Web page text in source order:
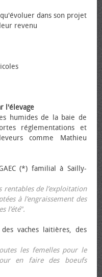
dans son projet
revenu
l'élevage
humides de la baie de
réglementations et
comme Mathieu
(*) familial à Sailly-
rentables de l’exploitation
à l’engraissement des
l’été".
vaches laitières, des
les femelles pour le
en faire des bœufs